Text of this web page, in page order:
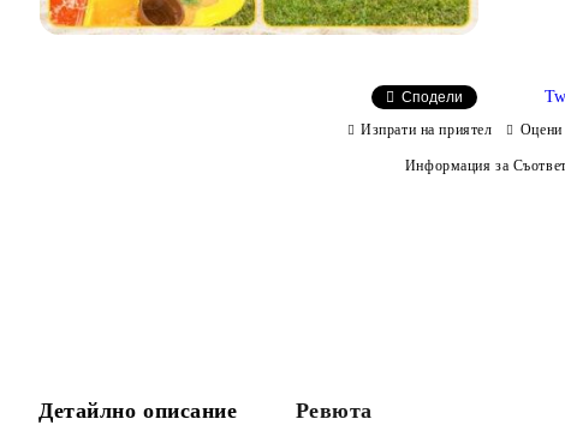
Сподели
Изпрати на приятел Оцени
Информация за
Детайлно описание Ревюта